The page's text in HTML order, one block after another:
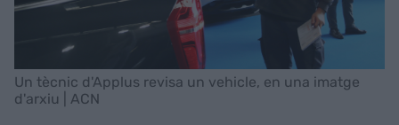
Un tècnic d'Applus revisa un vehicle, en una imatge
d'arxiu | ACN